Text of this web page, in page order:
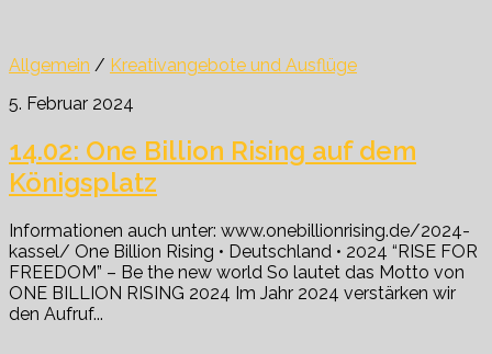
Allgemein / Kreativangebote und Ausflüge
5. Februar 2024
14.02: One Billion Rising auf dem
Königsplatz
Informationen auch unter: www.onebillionrising.de/2024-
kassel/ One Billion Rising • Deutschland • 2024 “RISE FOR
FREEDOM” – Be the new world So lautet das Motto von
ONE BILLION RISING 2024 Im Jahr 2024 verstärken wir
den Aufruf...